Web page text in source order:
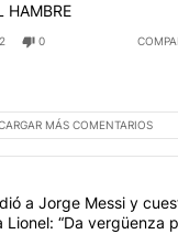
HAMBRE
2 0
MÁS COMENTARIOS
artículos con más
con el título "Milei
a Jorge Messi y
Lionel: “Da vergüenza